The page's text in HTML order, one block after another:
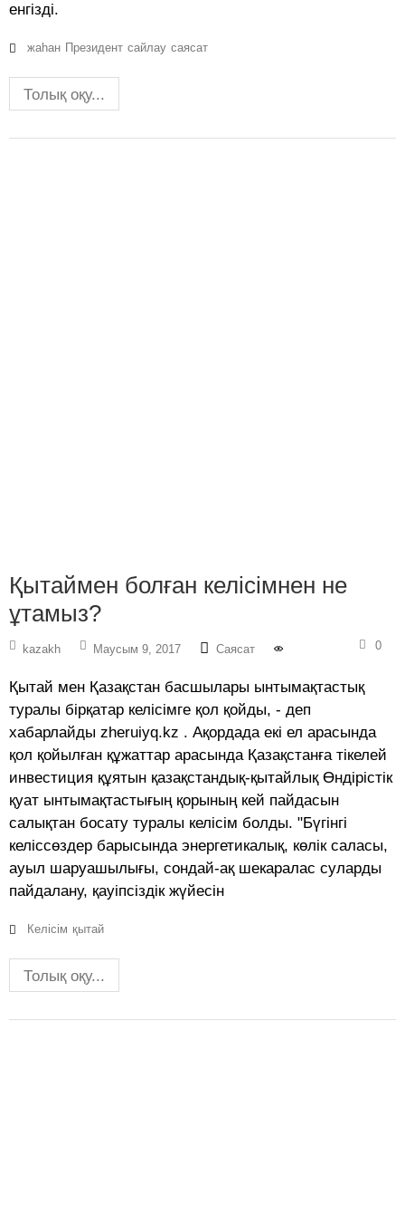
енгізді.
жаһан Президент сайлау саясат
Толық оқу...
Қытаймен болған келісімнен не
ұтамыз?
kazakh Маусым 9, 2017 Саясат 0
Қытай мен Қазақстан басшылары ынтымақтастық
туралы бірқатар келісімге қол қойды, - деп
хабарлайды zheruiyq.kz . Ақордада екі ел арасында
қол қойылған құжаттар арасында Қазақстанға тікелей
инвестиция құятын қазақстандық-қытайлық Өндірістік
қуат ынтымақтастығың қорының кей пайдасын
салықтан босату туралы келісім болды. "Бүгінгі
келіссөздер барысында энергетикалық, көлік саласы,
ауыл шаруашылығы, сондай-ақ шекаралас суларды
пайдалану, қауіпсіздік жүйесін
Келісім қытай
Толық оқу...